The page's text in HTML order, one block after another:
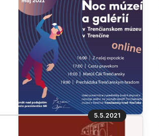
5.5.2021